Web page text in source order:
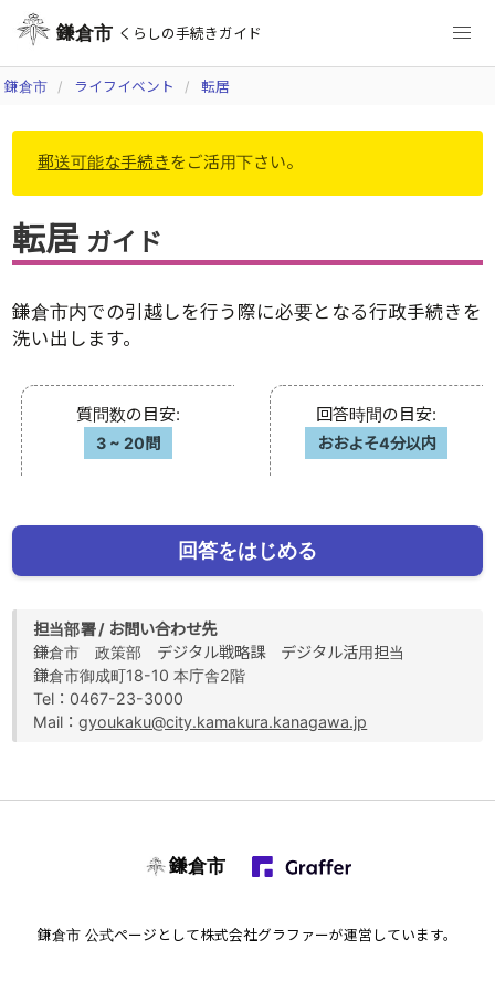
鎌倉市 くらしの手続きガイド
鎌倉市 ライフイベント 転居
郵送可能な手続きをご活用下さい。
転居 ガイド
鎌倉市内での引越しを行う際に必要となる行政手続きを
洗い出します。
質問数の目安:
3~ 20問
回答時間の目安:
おおよそ4分以内
回答をはじめる
担当部署 / お問い合わせ先
鎌倉市 政策部 デジタル戦略課 デジタル活用担当
鎌倉市御成町18-10 本庁舎2階
Tel：0467-23-3000
Mail：gyoukaku@city.kamakura.kanagawa.jp
鎌倉市
鎌倉市 公式ページとして株式会社グラファーが運営しています。